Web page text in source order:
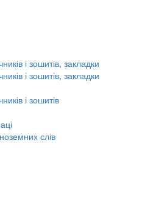
і зошитів, закладки
і зошитів, закладки
і зошитів
слів